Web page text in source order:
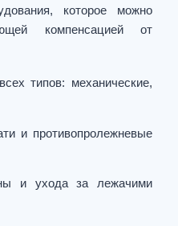
которое можно
компенсацией от
типов: механические,
и противопролежневые
и ухода за лежачими